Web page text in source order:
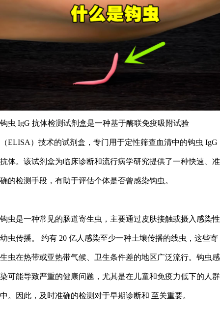
钩虫 IgG 抗体检测试剂盒是一种基于酶联免疫吸附试验
（ELISA）技术的试剂盒，专门用于定性筛查血清中的钩虫 IgG
抗体。该试剂盒为临床诊断和流行病学研究提供了一种快速、准
确的检测手段，有助于评估个体是否曾感染钩虫。
钩虫是一种常见的肠道寄生虫，主要通过皮肤接触或摄入感染性
幼虫传播。 约有 20 亿人感染至少一种土壤传播的线虫，这些寄
生虫在热带或亚热带气候、卫生条件差的地区广泛流行。钩虫感
染可能导致严重的健康问题，尤其是在儿童和免疫力低下的人群
中。因此，及时准确的检测对于早期诊断和 至关重要。